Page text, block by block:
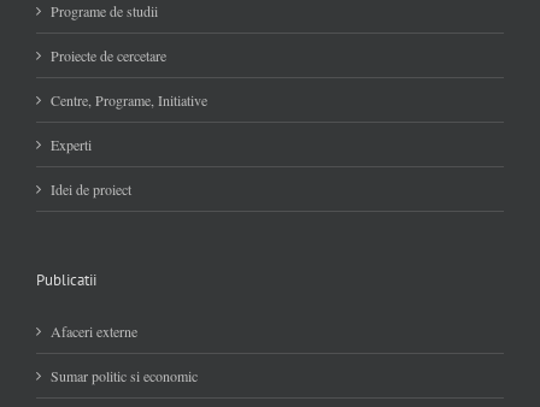
Programe de studii
Proiecte de cercetare
Centre, Programe, Initiative
Experti
Idei de proiect
Publicatii
Afaceri externe
Sumar politic si economic